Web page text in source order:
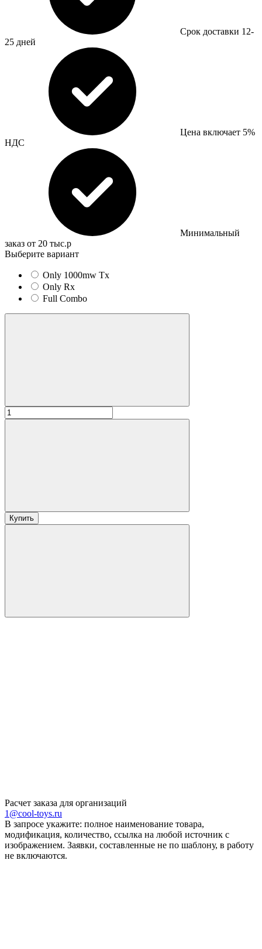
Срок доставки 12-
25 дней
Цена включает 5%
НДС
Минимальный
заказ от 20 тыс.р
Выберите вариант
Only 1000mw Tx
Only Rx
Full Combo
Купить
Расчет заказа для организаций
1@cool-toys.ru
В запросе укажите: полное наименование товара,
модификация, количество, ссылка на любой источник с
изображением. Заявки, составленные не по шаблону, в работу
не включаются.